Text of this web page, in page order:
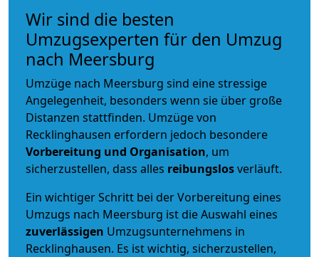
Wir sind die besten
Umzugsexperten für den Umzug
nach Meersburg
Umzüge nach Meersburg sind eine stressige
Angelegenheit, besonders wenn sie über große
Distanzen stattfinden. Umzüge von
Recklinghausen erfordern jedoch besondere
Vorbereitung und Organisation, um
sicherzustellen, dass alles reibungslosverläuft.
Ein wichtiger Schritt bei der Vorbereitung eines
Umzugs nach Meersburg ist die Auswahl eines
zuverlässigen Umzugsunternehmens in
Recklinghausen. Es ist wichtig, sicherzustellen,